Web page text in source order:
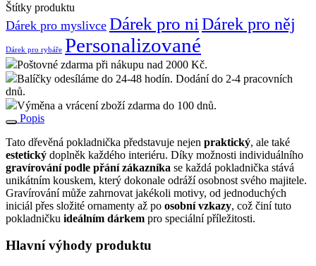
Štítky produktu
Dárek pro myslivce Dárek pro ni Dárek pro něj
Dárek pro rybáře Personalizované
Poštovné zdarma při nákupu nad 2000 Kč.
Balíčky odesíláme do 24-48 hodín. Dodání do 2-4 pracovních
dnů.
Výměna a vrácení zboží zdarma do 100 dnů.
Popis
Tato dřevěná pokladnička představuje nejen praktický, ale také
estetický doplněk každého interiéru. Díky možnosti individuálního
gravírování podle přání zákazníka se každá pokladnička stává
unikátním kouskem, který dokonale odráží osobnost svého majitele.
Gravírování může zahrnovat jakékoli motivy, od jednoduchých
iniciál přes složité ornamenty až po osobní vzkazy, což činí tuto
pokladničku ideálním dárkem pro speciální příležitosti.
Hlavní výhody produktu